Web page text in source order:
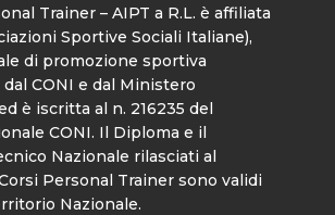
Trainer – AIPT a R.L. è affiliata
Sportive Sociali Italiane),
di promozione sportiva
CONI e dal Ministero
è iscritta al n. 216235 del
CONI. Il Diploma e il
Nazionale rilasciati al
Personal Trainer sono validi
Nazionale.